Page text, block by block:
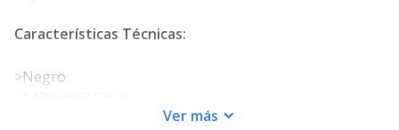
Características Técnicas:
>Negro
>Marcador de pintura utilizado para la industria.
Ver más